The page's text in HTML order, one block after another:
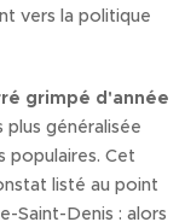
vers la politique
grimpé d'année
plus généralisée
populaires. Cet
listé au point
Saint-Denis : alors